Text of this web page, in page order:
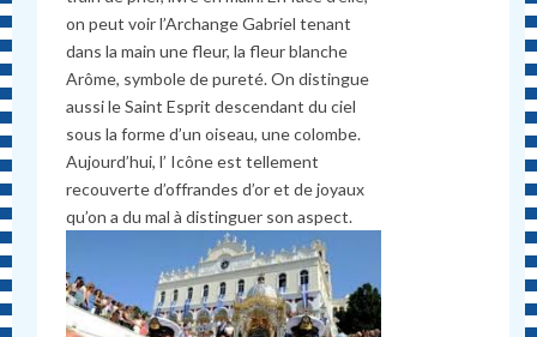
on peut voir l’Archange Gabriel tenant
dans la main une fleur, la fleur blanche
Arôme, symbole de pureté. On distingue
aussi le Saint Esprit descendant du ciel
sous la forme d’un oiseau, une colombe.
Aujourd’hui, l’ Icône est tellement
recouverte d’offrandes d’or et de joyaux
qu’on a du mal à distinguer son aspect.